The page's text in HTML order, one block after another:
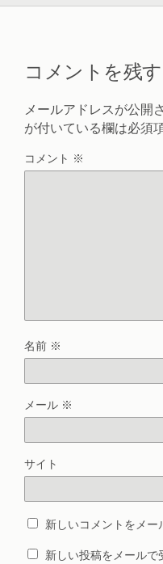
コメントを残す
メールアドレスが公開
が付いている欄は必須
コメント ※
名前 ※
メール ※
サイト
新しいコメントをメー
新しい投稿をメールで